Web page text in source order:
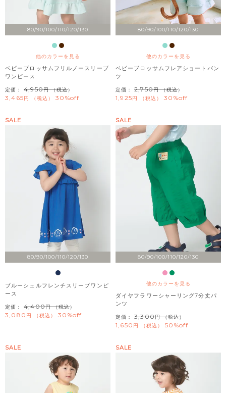
80/90/100/110/120/130
他のカラーを見る
ベビーブロッサムフリルノースリーブ
ワンピース
定価： 4,950 （税込）
3,465 税込 30%off
80/90/100/110/120/130
他のカラーを見る
ベビーブロッサムフレアショートパン
ツ
定価： 2,750 （税込）
1,925 税込 30%off
80/90/100/110/120/130
SALE
ブルーシェルフレンチスリーブワンピ
ース
定価： 4,400 （税込）
3,080 税込 30%off
80/90/100/110/120/130
他のカラーを見る
SALE
ダイヤフラワーシャーリング7分丈パ
ンツ
定価： 3,300 （税込）
1,650 税込 50%off
SALE SALE